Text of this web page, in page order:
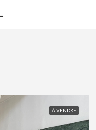
À VENDRE